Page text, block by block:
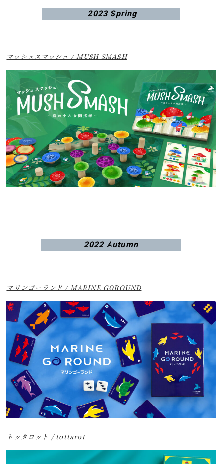
2023 Spring
マッシュスマッシュ / MUSH SMASH
2022 Autumn
マリンゴーランド / MARINE GOROUND
トッタロット / tottarot